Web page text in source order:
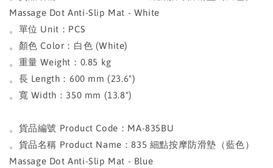
Massage Dot Anti-Slip Mat - White
。單位 Unit：PCS
。顏色 Color：白色 (White)
。重量 Weight：0.85 kg
。長 Length：600 mm (23.6")
。寬 Width：350 mm (13.8")
。貨品編號 Product Code：MA-835BU
。貨品名稱 Product Name：835 細點按摩防滑墊（藍色）
Massage Dot Anti-Slip Mat - Blue